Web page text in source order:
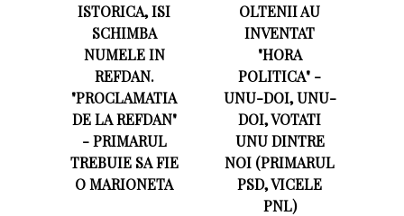
ISTORICA, ISI
SCHIMBA
NUMELE IN
REFDAN.
"PROCLAMATIA
DE LA REFDAN"
- PRIMARUL
TREBUIE SA FIE
O MARIONETA
OLTENII AU
INVENTAT
"HORA
POLITICA" -
UNU-DOI, UNU-
DOI, VOTATI
UNU DINTRE
NOI (PRIMARUL
PSD, VICELE
PNL)